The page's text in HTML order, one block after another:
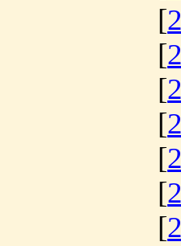
[
[
[
[
[
[
[